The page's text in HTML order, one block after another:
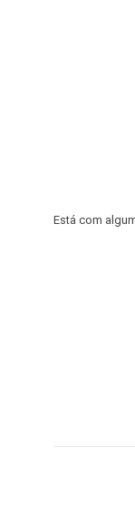
Está com